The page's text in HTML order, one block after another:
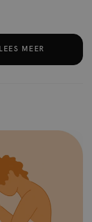
LEES MEER